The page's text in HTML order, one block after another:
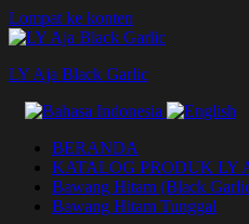
Lompat ke konten
LY Aja Black Garlic
BERANDA
KATALOG PRODUK LY
Bawang Hitam (Black
Bawang Hitam Tunggal